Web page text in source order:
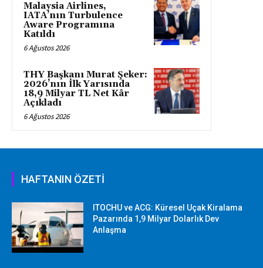
Malaysia Airlines,
IATA’nın Turbulence
Aware Programına
Katıldı
6 Ağustos 2026
THY Başkanı Murat Şeker:
2026’nın İlk Yarısında
18,9 Milyar TL Net Kâr
Açıkladı
6 Ağustos 2026
HAFTANIN ÖZETİ
ITOCHU ve ACG: Küresel Uçak Kiralama
Pazarında 1,9 Milyar Dolarlık Dev
Anlaşma